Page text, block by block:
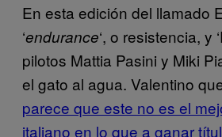
En esta edición del llamado
‘endurance‘, o resistencia, y
pilotos Mattia Pasini y Miki
el gato al agua. Valentino
parece que este no es el
italiano en lo que a ganar